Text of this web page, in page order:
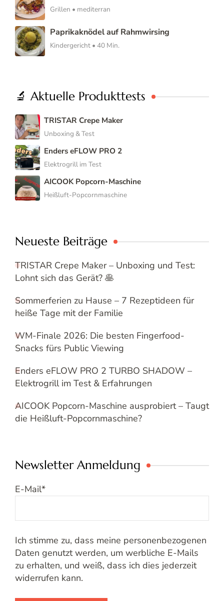
Grillen • mediterran
Paprikaknödel auf Rahmwirsing
Kindergericht • 40 Min.
🔬 Aktuelle Produkttests
TRISTAR Crepe Maker
Unboxing & Test
Enders eFLOW PRO 2
Elektrogrill im Test
AICOOK Popcorn-Maschine
Heißluft-Popcornmaschine
Neueste Beiträge
TRISTAR Crepe Maker – Unboxing und Test:
Lohnt sich das Gerät? 🥞
Sommerferien zu Hause – 7 Rezeptideen für
heiße Tage mit der Familie
WM-Finale 2026: Die besten Fingerfood-
Snacks fürs Public Viewing
Enders eFLOW PRO 2 TURBO SHADOW –
Elektrogrill im Test & Erfahrungen
AICOOK Popcorn-Maschine ausprobiert – Taugt
die Heißluft-Popcornmaschine?
Newsletter Anmeldung
E-Mail*
Ich stimme zu, dass meine personenbezogenen
Daten genutzt werden, um werbliche E-Mails
zu erhalten, und weiß, dass ich dies jederzeit
widerrufen kann.